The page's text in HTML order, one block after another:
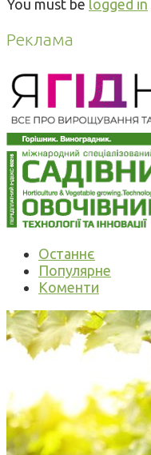
You must be logged in
Реклама
Останнє
Популярне
Коменти